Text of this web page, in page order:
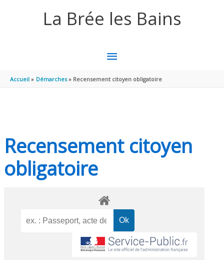
La Brée les Bains
MENU
PRINCIPAL
Accueil Démarches Recensement citoyen obligatoire
Recensement citoyen
obligatoire